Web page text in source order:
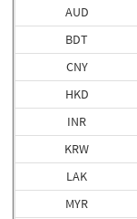
AUD
BDT
CNY
HKD
INR
KRW
LAK
MYR